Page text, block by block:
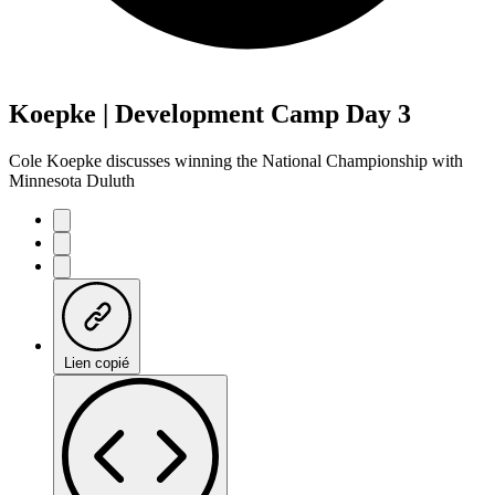
Koepke | Development Camp Day 3
Cole Koepke discusses winning the National Championship with
Minnesota Duluth
Lien copié